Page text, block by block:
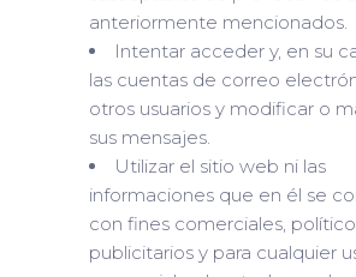
anteriormente mencionados.
Intentar acceder y, en su
las cuentas de correo
otros usuarios y modificar o
sus mensajes.
Utilizar el sitio web ni las
informaciones que en él se
con fines comerciales,
publicitarios y para cualquier